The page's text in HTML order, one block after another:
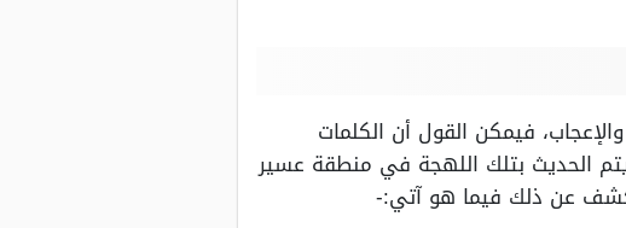
فيمكن القول أن الكلمات
الحديث بتلك اللهجة في منطقة عسير
عن ذلك فيما هو آتي:-